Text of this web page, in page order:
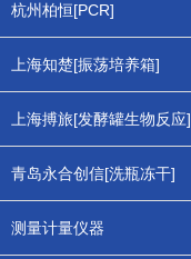
杭州柏恒[PCR]
上海知楚[振荡培养箱]
上海搏旅[发酵罐生物反应]
青岛永合创信[洗瓶冻干]
测量计量仪器